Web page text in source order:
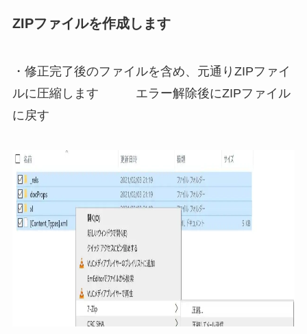
ZIPファイルを作成します
・修正完了後のファイルを含め、元通りZIPファイ
ルに圧縮します エラー解除後にZIPファイル
に戻す